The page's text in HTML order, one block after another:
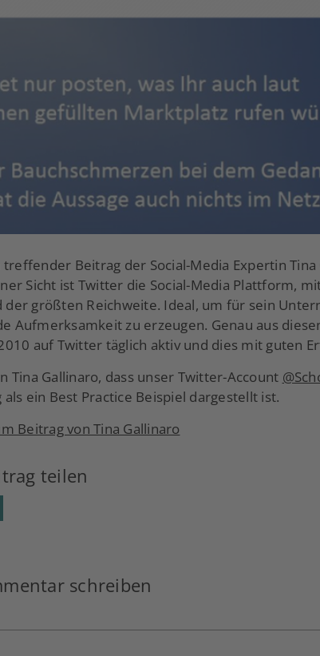
treffender Beitrag der Social-Media Expertin
Sicht ist Twitter die Social-Media Plattform,
der größten Reichweite. Ideal, um für sein
Aufmerksamkeit zu erzeugen. Genau aus
auf Twitter täglich aktiv und dies mit guten
Tina Gallinaro, dass unser Twitter-Account
ein Best Practice Beispiel dargestellt ist.
Beitrag von Tina Gallinaro
teilen
schreiben